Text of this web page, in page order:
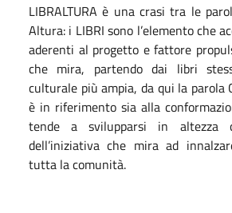
LIBRALTURA è una crasi tra le
Altura: i LIBRI sono l’elemento che
aderenti al progetto e fattore
che mira, partendo dai libri
culturale più ampia, da qui la parola
è in riferimento sia alla
tende a svilupparsi in altezza
dell’iniziativa che mira ad
tutta la comunità.